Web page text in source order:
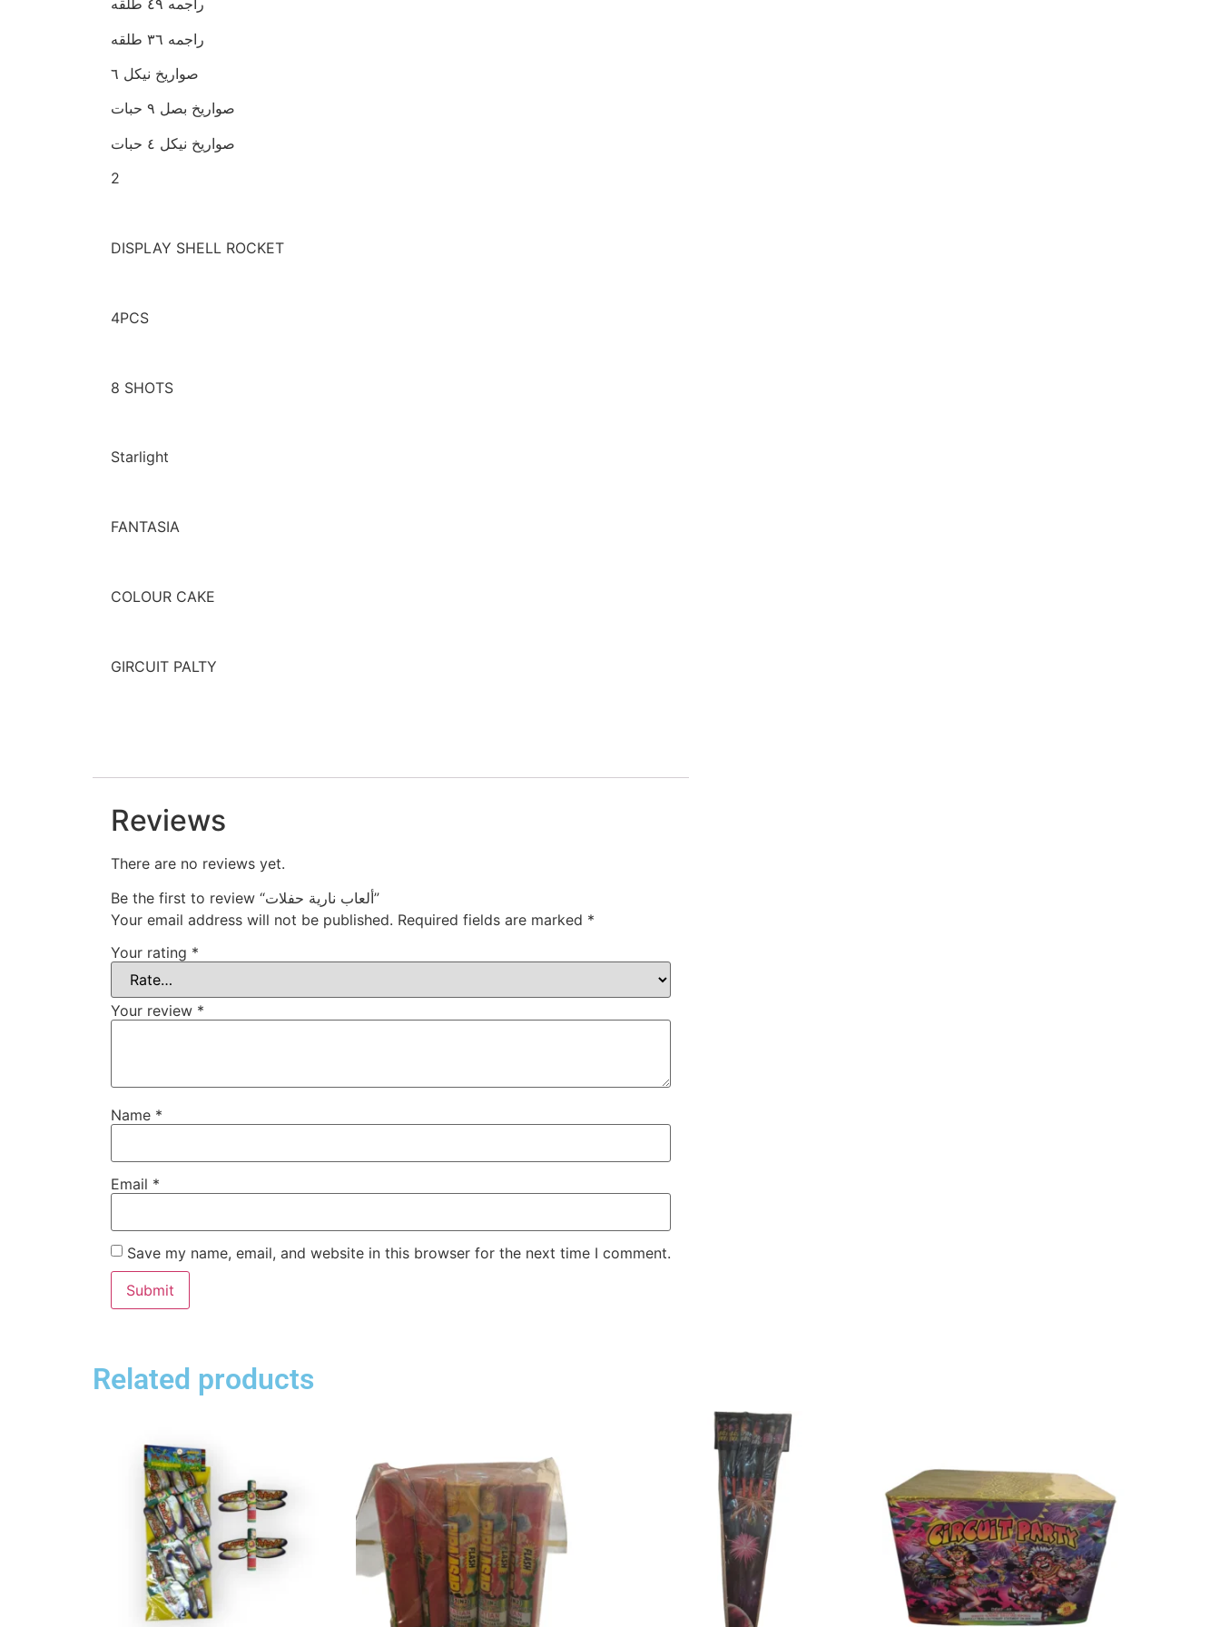
راجمه ٤٩ طلقه
راجمه ٣٦ طلقه
صواريخ نيكل ٦
صواريخ بصل ٩ حبات
صواريخ نيكل ٤ حبات
2
DISPLAY SHELL ROCKET
4PCS
8 SHOTS
Starlight
FANTASIA
COLOUR CAKE
GIRCUIT PALTY
Reviews
There are no reviews yet.
Be the first to review “ألعاب نارية حفلات”
Your email address will not be published. Required fields are marked *
Your rating *
Your review *
Name *
Email *
Save my name, email, and website in this browser for the next time I comment.
Related products